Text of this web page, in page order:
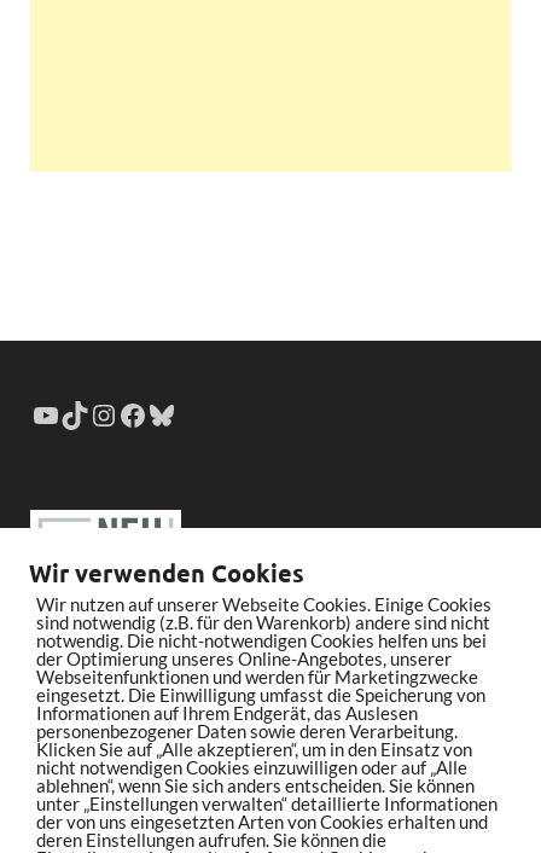
Wir verwenden Cookies
Wir nutzen auf unserer Webseite Cookies. Einige Cookies
sind notwendig (z.B. für den Warenkorb) andere sind nicht
notwendig. Die nicht-notwendigen Cookies helfen uns bei
der Optimierung unseres Online-Angebotes, unserer
Webseitenfunktionen und werden für Marketingzwecke
eingesetzt. Die Einwilligung umfasst die Speicherung von
Informationen auf Ihrem Endgerät, das Auslesen
personenbezogener Daten sowie deren Verarbeitung.
Klicken Sie auf „Alle akzeptieren“, um in den Einsatz von
nicht notwendigen Cookies einzuwilligen oder auf „Alle
ablehnen“, wenn Sie sich anders entscheiden. Sie können
unter „Einstellungen verwalten“ detaillierte Informationen
der von uns eingesetzten Arten von Cookies erhalten und
deren Einstellungen aufrufen. Sie können die